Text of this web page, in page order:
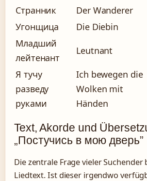
Странник
Der Wanderer
Угонщица
Die Diebin
Младший
лейтенант
Leutnant
Я тучу
разведу
руками
Ich bewegen die
Wolken mit
Händen
Text, Akorde und
„Постучись в мою дверь”
Die zentrale Frage vieler
Liedtext. Ist dieser irgendwo